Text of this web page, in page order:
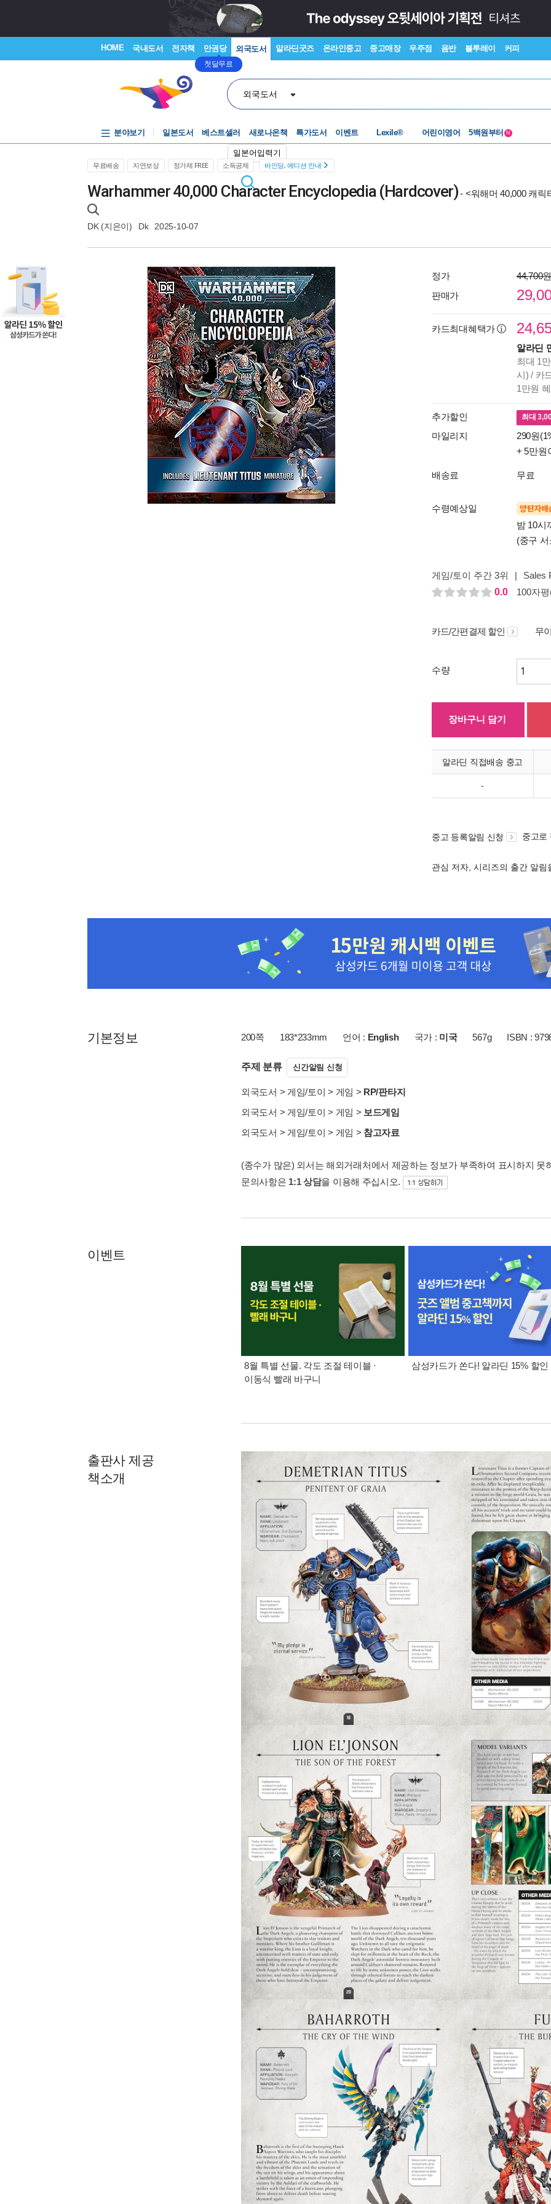
HOME 국내도서 전자책 만권당
첫달무료
외국도서 알라딘굿즈 온라인중고 중고매장 우주점 음반 블루레이 커피
외국도서
일본어입력기
분야보기 일본도서 베스트셀러 새로나온책 특가도서 이벤트
Lexile®
어린이영어
5백원부터
N
무료배송 지연보상 정가제 FREE 소득공제 바인딩, 에디션 안내
Warhammer 40,000 Character Encyclopedia (Hardcover) - <워해머 40,000 캐
DK(지은이) Dk 2025-10-07
정가
44,700원
판매가
카드최대혜택가
알라딘
최대 1
시) / 카
1만원
추가할인 최대
마일리지
290원
+ 5만원
배송료 무료
수령예상일 양탄자배
밤 10시
(중구
게임/토이 주간 3위 |
Sales
0.0
100자
카드/간편결제 할인 무
수량
장바구니 담기
알라딘 직접배송 중고
-
중고 등록알림 신청 중고로
관심 저자, 시리즈의 출간 알림
기본정보 200쪽 183*233mm 언어 : English 국가 : 미국 567g ISBN :
주제 분류 신간알림 신청
외국도서 > 게임/토이 > 게임 > RP/판타지
외국도서 > 게임/토이 > 게임 > 보드게임
외국도서 > 게임/토이 > 게임 > 참고자료
(종수가 많은) 외서는 해외거래처에서 제공하는 정보가 부족하여 표시하지 못
문의사항은 1:1 상담을 이용해 주십시오.
이벤트
8월 특별 선물. 각도 조절 테이블 ·
이동식 빨래 바구니
삼성카드가 쏜다! 알라딘 15% 할인
출판사 제공
책소개